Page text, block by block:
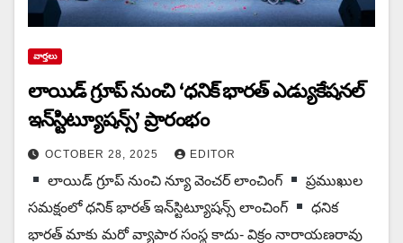
వార్త‌లు
లాయిడ్ గ్రూప్ నుంచి ‘ధనిక్‌ భారత్‌ ఎడ్యుకేషనల్‌
ఇన్‌స్టిట్యూషన్స్’ ప్రారంభం
OCTOBER 28, 2025 EDITOR
లాయిడ్ గ్రూప్ నుంచి న్యూ వెంచర్‌ లాంచింగ్‌
ప్ర‌ముఖుల
స‌మ‌క్షంలో ధనిక్‌ భారత్‌ ఇన్‌స్టిట్యూషన్స్‌ లాంచింగ్‌
ధనిక
భారత్‌ మాకు మరో వ్యాపార సంస్థ కాదు- విక్రం నారాయణరావు